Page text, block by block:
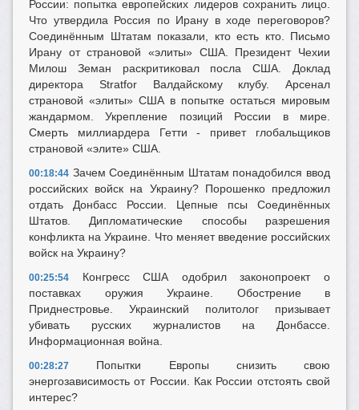
России: попытка европейских лидеров сохранить лицо.
Что утвердила Россия по Ирану в ходе переговоров?
Соединённым Штатам показали, кто есть кто. Письмо
Ирану от страновой «элиты» США. Президент Чехии
Милош Земан раскритиковал посла США. Доклад
директора Stratfor Валдайскому клубу. Арсенал
страновой «элиты» США в попытке остаться мировым
жандармом. Укрепление позиций России в мире.
Смерть миллиардера Гетти - привет глобальщиков
страновой «элите» США.
00:18:44 Зачем Соединённым Штатам понадобился ввод
российских войск на Украину? Порошенко предложил
отдать Донбасс России. Цепные псы Соединённых
Штатов. Дипломатические способы разрешения
конфликта на Украине. Что меняет введение российских
войск на Украину?
00:25:54 Конгресс США одобрил законопроект о
поставках оружия Украине. Обострение в
Приднестровье. Украинский политолог призывает
убивать русских журналистов на Донбассе.
Информационная война.
00:28:27 Попытки Европы снизить свою
энергозависимость от России. Как России отстоять свой
интерес?